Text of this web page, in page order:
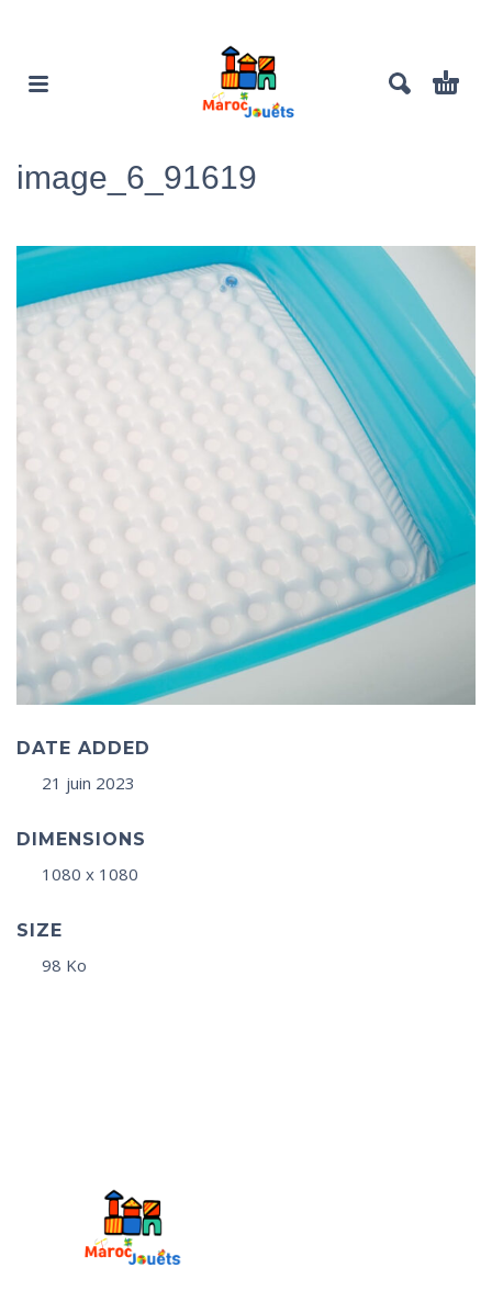
image_6_91619
DATE ADDED
21 juin 2023
DIMENSIONS
1080 x 1080
SIZE
98 Ko